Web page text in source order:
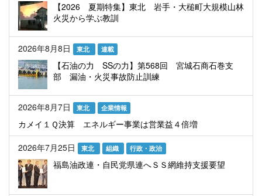
【2026 夏期特集】東北 岩手・大槌町大規模山林
火災から学ぶ教訓
2026年8月8日 東北 連載
【石油の力 SSの力】第568回 宮城石商石巻支
部 漏油・火災事故防止訓練
2026年8月7日 東北 企業情報
カメイ１Ｑ決算 エネルギー事業は営業益４倍増
2026年7月25日
東北 組織 行政・政治
福島油政連・自民党県連へＳＳ網維持支援要望